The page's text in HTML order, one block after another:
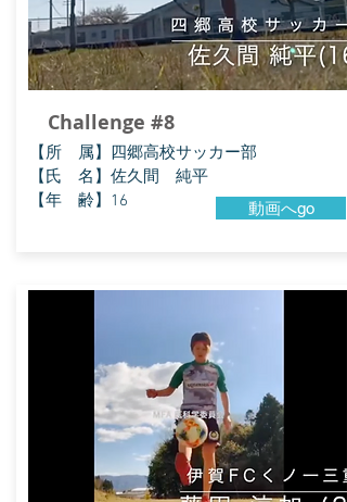
Challenge #8
【所 属】四郷高校サッカー部
【氏 名】佐久間 純平
【年 齢】16
動画へgo